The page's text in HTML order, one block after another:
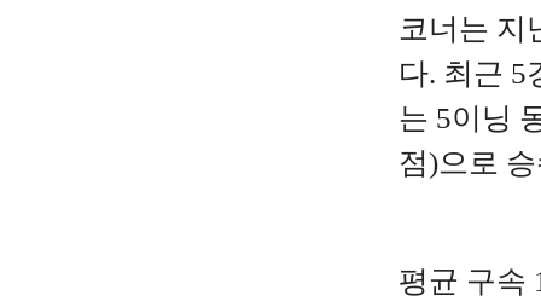
코너는 지
다. 최근 5
는 5이닝
점)으로
평균 구속